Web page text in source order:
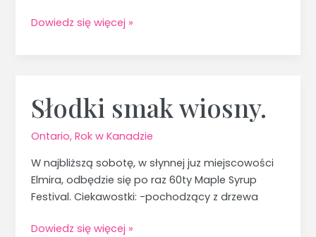
Dowiedz się więcej »
Słodki smak wiosny.
Ontario,Rok w Kanadzie
W najbliższą sobotę, w słynnej juz miejscowości
Elmira, odbędzie się po raz 60ty Maple Syrup
Festival. Ciekawostki: -pochodzący z drzewa
Słodki
smak
wiosny.
Dowiedz się więcej »